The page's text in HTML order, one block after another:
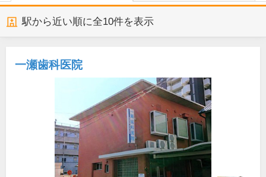
駅から近い順に全10件を表示
一瀬歯科医院